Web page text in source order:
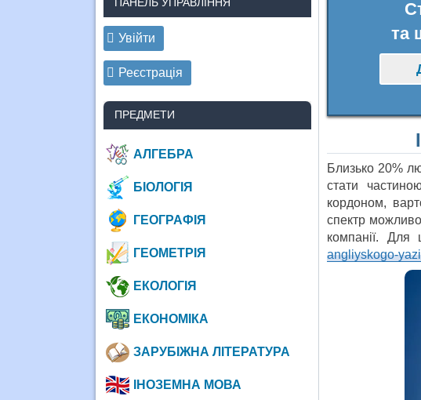
та
Близько 20%
стати
кордоном,
спектр
компанії.
angliyskogo-
ПАНЕЛЬ УПРАВЛІННЯ
Увійти
Реєстрація
ПРЕДМЕТИ
АЛГЕБРА
БІОЛОГІЯ
ГЕОГРАФІЯ
ГЕОМЕТРІЯ
ЕКОЛОГІЯ
ЕКОНОМІКА
ЗАРУБІЖНА ЛІТЕРАТУРА
ІНОЗЕМНА МОВА